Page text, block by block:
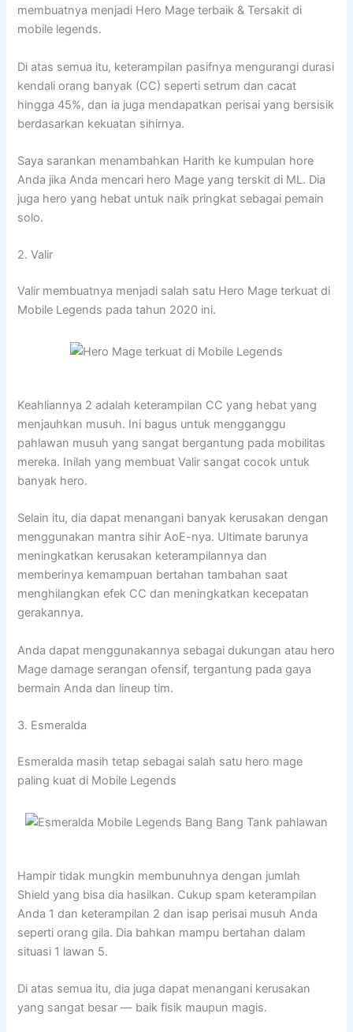
membuatnya menjadi Hero Mage terbaik & Tersakit di
mobile legends.
Di atas semua itu, keterampilan pasifnya mengurangi durasi
kendali orang banyak (CC) seperti setrum dan cacat
hingga 45%, dan ia juga mendapatkan perisai yang bersisik
berdasarkan kekuatan sihirnya.
Saya sarankan menambahkan Harith ke kumpulan hore
Anda jika Anda mencari hero Mage yang terskit di ML. Dia
juga hero yang hebat untuk naik pringkat sebagai pemain
solo.
2. Valir
Valir membuatnya menjadi salah satu Hero Mage terkuat di
Mobile Legends pada tahun 2020 ini.
Keahliannya 2 adalah keterampilan CC yang hebat yang
menjauhkan musuh. Ini bagus untuk mengganggu
pahlawan musuh yang sangat bergantung pada mobilitas
mereka. Inilah yang membuat Valir sangat cocok untuk
banyak hero.
Selain itu, dia dapat menangani banyak kerusakan dengan
menggunakan mantra sihir AoE-nya. Ultimate barunya
meningkatkan kerusakan keterampilannya dan
memberinya kemampuan bertahan tambahan saat
menghilangkan efek CC dan meningkatkan kecepatan
gerakannya.
Anda dapat menggunakannya sebagai dukungan atau hero
Mage damage serangan ofensif, tergantung pada gaya
bermain Anda dan lineup tim.
3. Esmeralda
Esmeralda masih tetap sebagai salah satu hero mage
paling kuat di Mobile Legends
Hampir tidak mungkin membunuhnya dengan jumlah
Shield yang bisa dia hasilkan. Cukup spam keterampilan
Anda 1 dan keterampilan 2 dan isap perisai musuh Anda
seperti orang gila. Dia bahkan mampu bertahan dalam
situasi 1 lawan 5.
Di atas semua itu, dia juga dapat menangani kerusakan
yang sangat besar — ​​baik fisik maupun magis.